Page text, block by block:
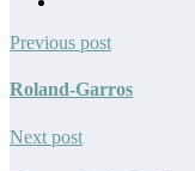
Previous post
Roland-Garros
Next post